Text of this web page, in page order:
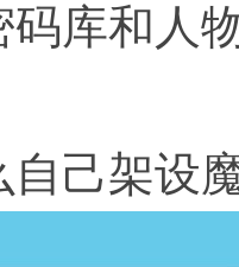
码库和人
自己架设